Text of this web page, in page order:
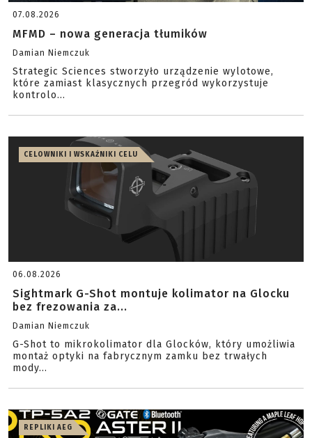
07.08.2026
MFMD – nowa generacja tłumików
Damian Niemczuk
Strategic Sciences stworzyło urządzenie wylotowe,
które zamiast klasycznych przegród wykorzystuje
kontrolo...
CELOWNIKI I WSKAŹNIKI CELU
06.08.2026
Sightmark G-Shot montuje kolimator na Glocku
bez frezowania za...
Damian Niemczuk
G-Shot to mikrokolimator dla Glocków, który umożliwia
montaż optyki na fabrycznym zamku bez trwałych
mody...
REPLIKI AEG